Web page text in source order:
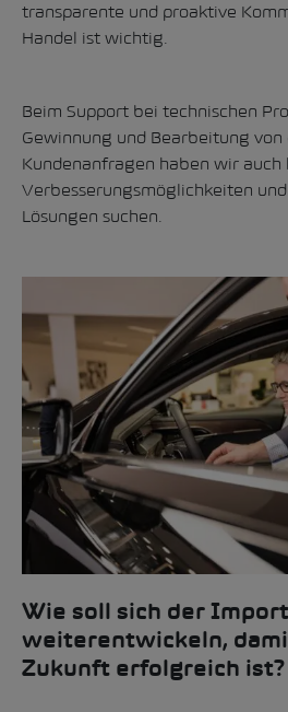
transparente und proaktive
Handel ist wichtig.
Beim Support bei technischen
Gewinnung und Bearbeitung
Kundenanfragen haben wir auch
Verbesserungsmöglichkeiten
Lösungen suchen.
Wie soll sich der Import
weiterentwickeln,
Zukunft erfolgreich ist?